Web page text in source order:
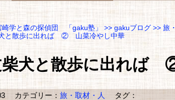
崎学と森の探偵団 「gaku塾」 >> gakuブログ >> 旅
と散歩に出れば ② 山菜冷やし中華
柴犬と散歩に出れば
カテゴリー： 旅・取材・人 タグ：